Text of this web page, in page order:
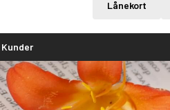
Lånekort
Kunder